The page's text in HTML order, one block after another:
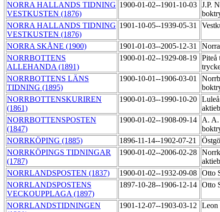
NORRA HALLANDS TIDNING
VESTKUSTEN (1876)
1900-01-02--1901-10-03 J.P.
NORRA HALLANDS TIDNING
VESTKUSTEN (1876)
1901-10-05--1939-05-31
NORRA SKÅNE (1900) 1901-01-03--2005-12-31
NORRBOTTENS
ALLEHANDA (1891)
1900-01-02--1929-08-19 Piteå
NORRBOTTENS LÄNS
TIDNING (1895)
1900-10-01--1906-03-01
NORRBOTTENSKURIREN
(1861)
1900-01-03--1990-10-20
NORRBOTTENSPOSTEN
(1847)
1900-01-02--1908-09-14
A. A.
NORRKÖPING (1885)
1896-11-14--1902-07-21
NORRKÖPINGS TIDNINGAR
(1787)
1900-01-02--2006-02-28
NORRLANDSPOSTEN (1837)
1900-01-02--1932-09-08 Otto
NORRLANDSPOSTENS
VECKOUPPLAGA (1897)
1897-10-28--1906-12-14 Otto
NORRLANDSTIDNINGEN
1901-12-07--1903-03-12 Leon